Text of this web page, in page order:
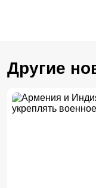
Другие